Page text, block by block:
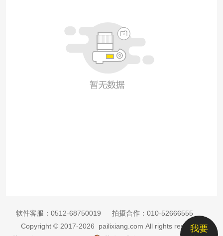
我要
软件客服： 0512-68750019 拍摄合作： 010-52666555
Copyright © 2017-2026 pailixiang.com All rights reserved